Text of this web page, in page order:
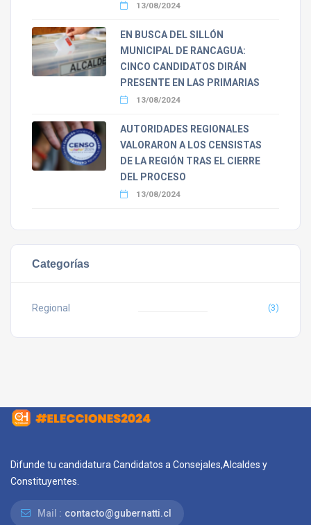
13/08/2024
EN BUSCA DEL SILLÓN
MUNICIPAL DE RANCAGUA:
CINCO CANDIDATOS DIRÁN
PRESENTE EN LAS PRIMARIAS
13/08/2024
AUTORIDADES REGIONALES
VALORARON A LOS CENSISTAS
DE LA REGIÓN TRAS EL CIERRE
DEL PROCESO
13/08/2024
Categorías
Regional (3)
Difunde tu candidatura Candidatos a Consejales,Alcaldes y
Constituyentes.
Mail : contacto@gubernatti.cl